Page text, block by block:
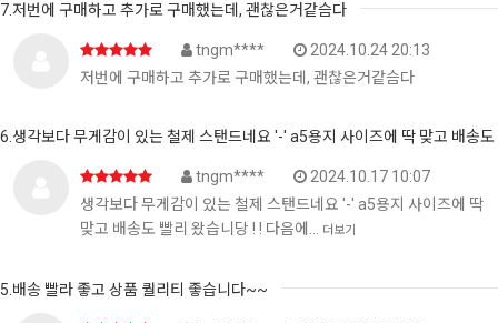
7.저번에 구매하고 추가로 구매했는데, 괜찮은거같슴다
tngm****
2024.10.24 20:13
저번에 구매하고 추가로 구매했는데, 괜찮은거같슴다
6.생각보다 무게감이 있는 철제 스탠드네요 '-' a5용지 사이즈에 딱 맞고 배송
tngm****
2024.10.17 10:07
생각보다 무게감이 있는 철제 스탠드네요 '-' a5용지 사이즈에 딱
맞고 배송도 빨리 왔습니당 ! ! 다음에…
더보기
5.배송 빨라 좋고 상품 퀄리티 좋습니다~~